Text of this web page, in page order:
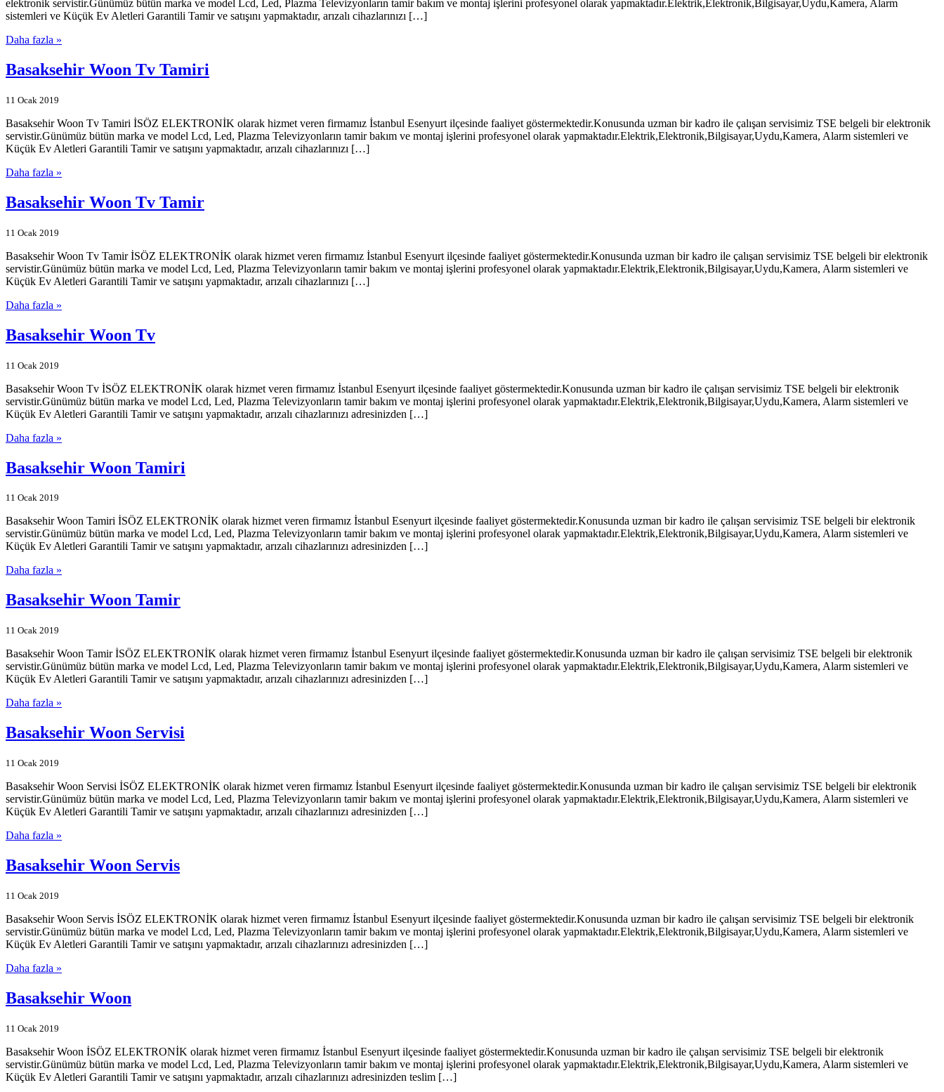
elektronik servistir.Günümüz bütün marka ve model Lcd, Led, Plazma Televizyonların tamir bakım ve montaj işlerini profesyonel olarak yapmaktadır.Elektrik,Elektronik,Bilgisayar,Uydu,Kamera, Alarm
sistemleri ve Küçük Ev Aletleri Garantili Tamir ve satışını yapmaktadır, arızalı cihazlarınızı […]
Daha fazla »
Basaksehir Woon Tv Tamiri
11 Ocak 2019
Basaksehir Woon Tv Tamiri İSÖZ ELEKTRONİK olarak hizmet veren firmamız İstanbul Esenyurt ilçesinde faaliyet göstermektedir.Konusunda uzman bir kadro ile çalışan servisimiz TSE belgeli bir elektronik
servistir.Günümüz bütün marka ve model Lcd, Led, Plazma Televizyonların tamir bakım ve montaj işlerini profesyonel olarak yapmaktadır.Elektrik,Elektronik,Bilgisayar,Uydu,Kamera, Alarm sistemleri ve
Küçük Ev Aletleri Garantili Tamir ve satışını yapmaktadır, arızalı cihazlarınızı […]
Daha fazla »
Basaksehir Woon Tv Tamir
11 Ocak 2019
Basaksehir Woon Tv Tamir İSÖZ ELEKTRONİK olarak hizmet veren firmamız İstanbul Esenyurt ilçesinde faaliyet göstermektedir.Konusunda uzman bir kadro ile çalışan servisimiz TSE belgeli bir elektronik
servistir.Günümüz bütün marka ve model Lcd, Led, Plazma Televizyonların tamir bakım ve montaj işlerini profesyonel olarak yapmaktadır.Elektrik,Elektronik,Bilgisayar,Uydu,Kamera, Alarm sistemleri ve
Küçük Ev Aletleri Garantili Tamir ve satışını yapmaktadır, arızalı cihazlarınızı […]
Daha fazla »
Basaksehir Woon Tv
11 Ocak 2019
Basaksehir Woon Tv İSÖZ ELEKTRONİK olarak hizmet veren firmamız İstanbul Esenyurt ilçesinde faaliyet göstermektedir.Konusunda uzman bir kadro ile çalışan servisimiz TSE belgeli bir elektronik
servistir.Günümüz bütün marka ve model Lcd, Led, Plazma Televizyonların tamir bakım ve montaj işlerini profesyonel olarak yapmaktadır.Elektrik,Elektronik,Bilgisayar,Uydu,Kamera, Alarm sistemleri ve
Küçük Ev Aletleri Garantili Tamir ve satışını yapmaktadır, arızalı cihazlarınızı adresinizden […]
Daha fazla »
Basaksehir Woon Tamiri
11 Ocak 2019
Basaksehir Woon Tamiri İSÖZ ELEKTRONİK olarak hizmet veren firmamız İstanbul Esenyurt ilçesinde faaliyet göstermektedir.Konusunda uzman bir kadro ile çalışan servisimiz TSE belgeli bir elektronik
servistir.Günümüz bütün marka ve model Lcd, Led, Plazma Televizyonların tamir bakım ve montaj işlerini profesyonel olarak yapmaktadır.Elektrik,Elektronik,Bilgisayar,Uydu,Kamera, Alarm sistemleri ve
Küçük Ev Aletleri Garantili Tamir ve satışını yapmaktadır, arızalı cihazlarınızı adresinizden […]
Daha fazla »
Basaksehir Woon Tamir
11 Ocak 2019
Basaksehir Woon Tamir İSÖZ ELEKTRONİK olarak hizmet veren firmamız İstanbul Esenyurt ilçesinde faaliyet göstermektedir.Konusunda uzman bir kadro ile çalışan servisimiz TSE belgeli bir elektronik
servistir.Günümüz bütün marka ve model Lcd, Led, Plazma Televizyonların tamir bakım ve montaj işlerini profesyonel olarak yapmaktadır.Elektrik,Elektronik,Bilgisayar,Uydu,Kamera, Alarm sistemleri ve
Küçük Ev Aletleri Garantili Tamir ve satışını yapmaktadır, arızalı cihazlarınızı adresinizden […]
Daha fazla »
Basaksehir Woon Servisi
11 Ocak 2019
Basaksehir Woon Servisi İSÖZ ELEKTRONİK olarak hizmet veren firmamız İstanbul Esenyurt ilçesinde faaliyet göstermektedir.Konusunda uzman bir kadro ile çalışan servisimiz TSE belgeli bir elektronik
servistir.Günümüz bütün marka ve model Lcd, Led, Plazma Televizyonların tamir bakım ve montaj işlerini profesyonel olarak yapmaktadır.Elektrik,Elektronik,Bilgisayar,Uydu,Kamera, Alarm sistemleri ve
Küçük Ev Aletleri Garantili Tamir ve satışını yapmaktadır, arızalı cihazlarınızı adresinizden […]
Daha fazla »
Basaksehir Woon Servis
11 Ocak 2019
Basaksehir Woon Servis İSÖZ ELEKTRONİK olarak hizmet veren firmamız İstanbul Esenyurt ilçesinde faaliyet göstermektedir.Konusunda uzman bir kadro ile çalışan servisimiz TSE belgeli bir elektronik
servistir.Günümüz bütün marka ve model Lcd, Led, Plazma Televizyonların tamir bakım ve montaj işlerini profesyonel olarak yapmaktadır.Elektrik,Elektronik,Bilgisayar,Uydu,Kamera, Alarm sistemleri ve
Küçük Ev Aletleri Garantili Tamir ve satışını yapmaktadır, arızalı cihazlarınızı adresinizden […]
Daha fazla »
Basaksehir Woon
11 Ocak 2019
Basaksehir Woon İSÖZ ELEKTRONİK olarak hizmet veren firmamız İstanbul Esenyurt ilçesinde faaliyet göstermektedir.Konusunda uzman bir kadro ile çalışan servisimiz TSE belgeli bir elektronik
servistir.Günümüz bütün marka ve model Lcd, Led, Plazma Televizyonların tamir bakım ve montaj işlerini profesyonel olarak yapmaktadır.Elektrik,Elektronik,Bilgisayar,Uydu,Kamera, Alarm sistemleri ve
Küçük Ev Aletleri Garantili Tamir ve satışını yapmaktadır, arızalı cihazlarınızı adresinizden teslim […]